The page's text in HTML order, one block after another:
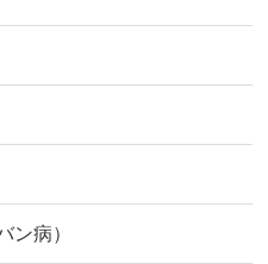
ン病）